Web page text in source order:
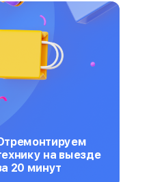
на выезде
20 минут